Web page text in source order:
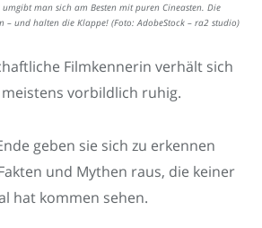
umgibt man sich am Besten mit puren Cineasten. Die
– und halten die Klappe! (Foto: AdobeStock – ra2 studio)
Filmkennerin verhält sich
vorbildlich ruhig.
geben sie sich zu erkennen
und Mythen raus, die keiner
hat kommen sehen.